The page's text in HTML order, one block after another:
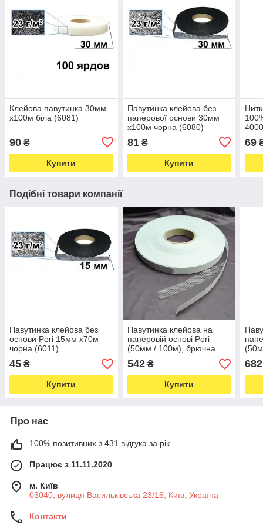
Клейова павутинка 30мм
х100м біла (6081)
90 ₴
Купити
Павутинка клейова без
паперової основи 30мм
х100м чорна (6080)
81₴
Купити
69
Подібні товари компанії
Павутинка клейова без
основи Peri 15мм х70м
чорна (6011)
45 ₴
Купити
Павутинка клейова на
паперовій основі Peri
(50мм / 100м), брючна
павутинка, термо
павутинка (біла) (6549)
542₴
Купити
682
Про нас
100% позитивних з 431 відгука за рік
Працює з 11.11.2020
м. Київ
03040, вулиця Васильківська 23/16, Київ, Україна
Контакти